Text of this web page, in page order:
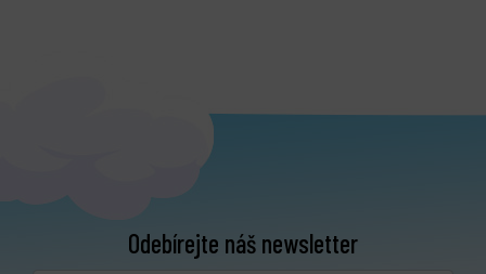
Odebírejte náš newsletter